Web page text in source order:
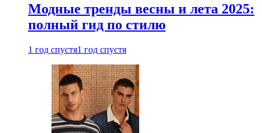
Модные тренды весны и лета 2025:
полный гид по стилю
1 год спустя1 год спустя